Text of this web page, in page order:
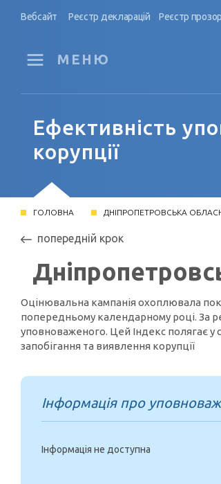
Вебсайт Реєстр декларацій Реєстр
МЕНЮ
Ефективність
корупції
ГОЛОВНА ДНІПРОПЕТРОВСЬКА
попередній крок
Оцінювальна кампанія охоплювала
попередньому календарному році. За
уповноваженого. Цей Індекс полягає
запобігання та виявлення корупції
Інформація про
Інформація не доступна